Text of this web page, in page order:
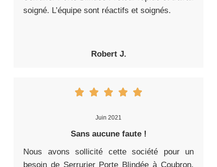
soigné. L’équipe sont réactifs et soignés.
Robert J.
Juin 2021
Sans aucune faute !
Nous avons sollicité cette société pour un
besoin de Serrurier Porte Blindée à Coubron.